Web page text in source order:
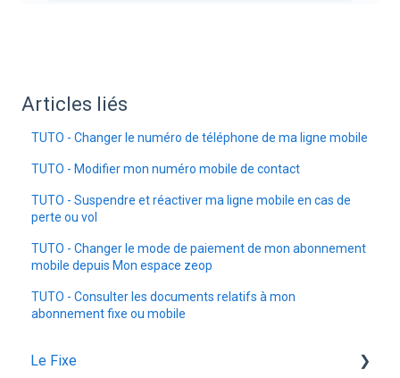
Articles liés
TUTO - Changer le numéro de téléphone de ma ligne mobile
TUTO - Modifier mon numéro mobile de contact
TUTO - Suspendre et réactiver ma ligne mobile en cas de
perte ou vol
TUTO - Changer le mode de paiement de mon abonnement
mobile depuis Mon espace zeop
TUTO - Consulter les documents relatifs à mon
abonnement fixe ou mobile
Le Fixe